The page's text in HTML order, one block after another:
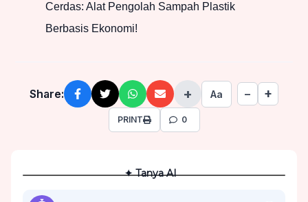
Cerdas: Alat Pengolah Sampah Plastik
Berbasis Ekonomi!
Share: + Aa − +
PRINT 0
✦ Tanya AI